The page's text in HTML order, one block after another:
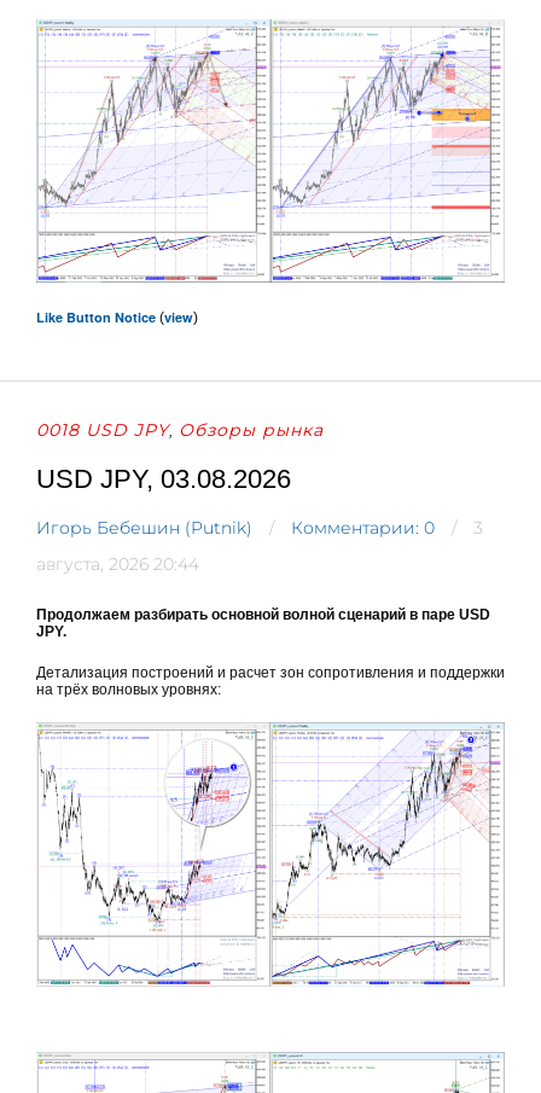
Like Button Notice (view)
0018 USD JPY, Обзоры рынка
USD JPY, 03.08.2026
Игорь Бебешин (Putnik) Комментарии: 0
3
августа, 2026 20:44
Продолжаем разбирать основной волной сценарий в паре USD
JPY.
Детализация построений и расчет зон сопротивления и поддержки
на трёх волновых уровнях: